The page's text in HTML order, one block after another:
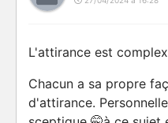
L'attirance est
Chacun a sa propre
d'attirance.